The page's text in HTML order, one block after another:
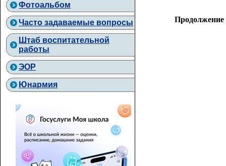
Фотоальбом
Часто задаваемые вопросы
Штаб воспитательной
работы
ЭОР
Юнармия
Продолжение